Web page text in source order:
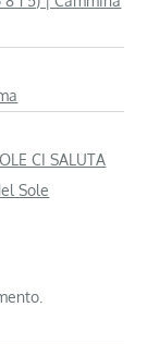
CI SALUTA
Sole